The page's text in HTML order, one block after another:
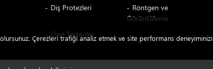
Diş Protezleri
Röntgen ve
Görüntüleme
Özel Tedaviler
Çerezleri trafiği analiz etmek ve site performans deneyiminizi